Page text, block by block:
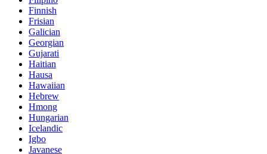
Finnish
Frisian
Galician
Georgian
Gujarati
Haitian
Hausa
Hawaiian
Hebrew
Hmong
Hungarian
Icelandic
Igbo
Javanese